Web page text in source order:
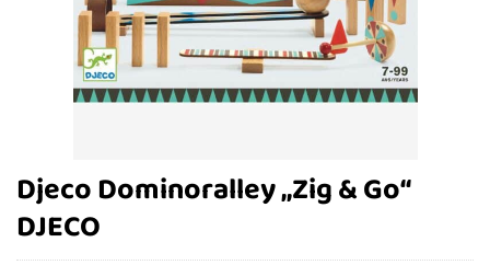
Djeco Dominoralley „Zig & Go“
DJECO